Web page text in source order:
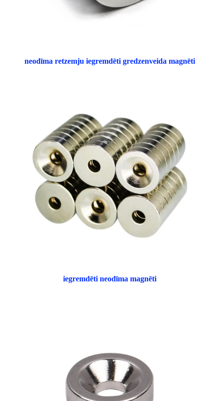
neodīma retzemju iegremdēti gredzenveida magnēti
iegremdēti neodīma magnēti